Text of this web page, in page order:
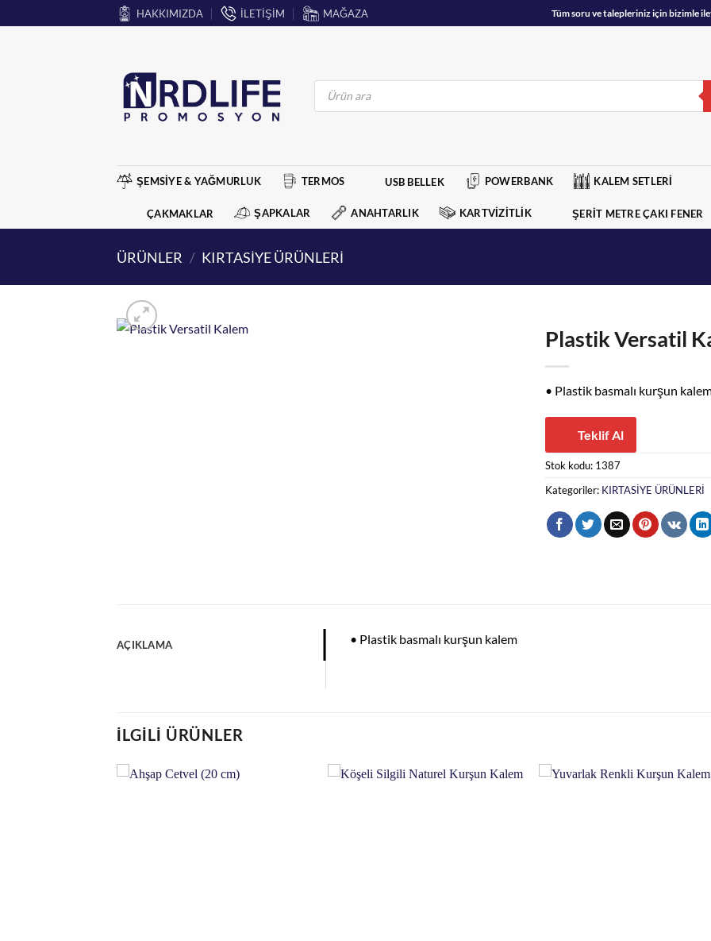
atla
HAKKIMIZDA İLETİŞİM MAĞAZA Tüm soru ve talepleriniz için bizimle
Products
search
ŞEMSİYE & YAĞMURLUK TERMOS USB BELLEK POWERBANK KALEM SETLERİ
ÇAKMAKLAR ŞAPKALAR ANAHTARLIK KARTVİZİTLİK ŞERİT METRE ÇAKI FENER
ÜRÜNLER / KIRTASİYE ÜRÜNLERİ
Plastik Versatil
• Plastik basmalı kurşun
Teklif Al
Stok kodu: 1387
Kategoriler: KIRTASİYE ÜRÜNLERİ
AÇIKLAMA • Plastik basmalı kurşun kalem
İLGILI ÜRÜNLER